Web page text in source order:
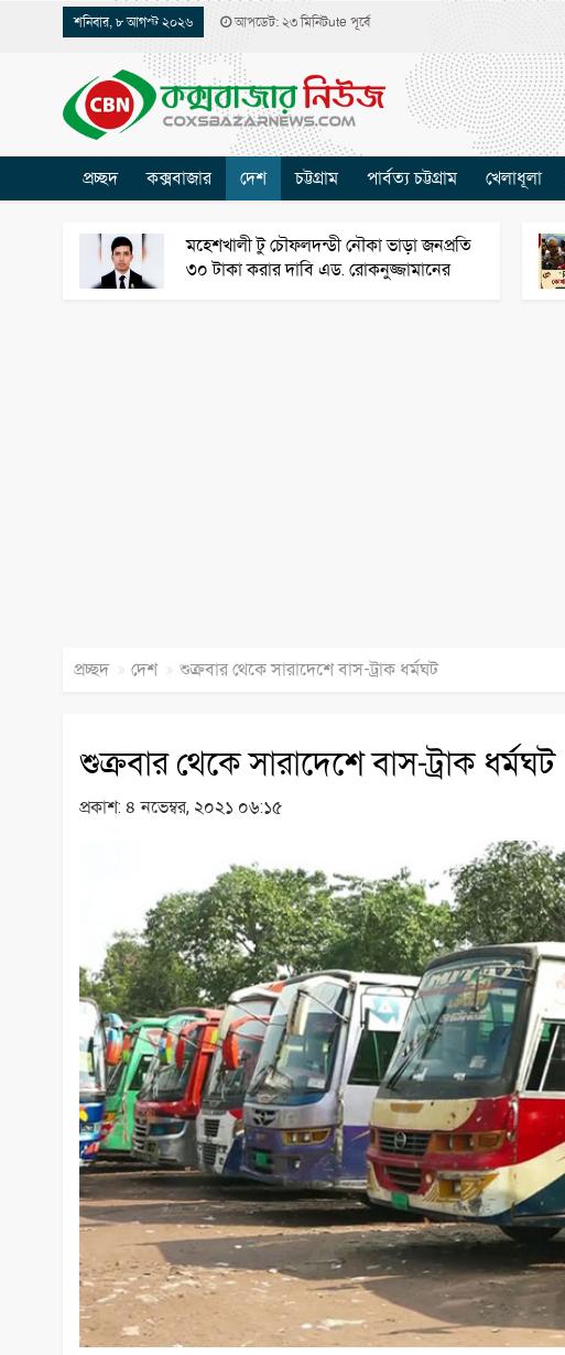
শনিবার, ৮ আগস্ট ২০২৬ আপডেট: ২৩ মিনিটute পূর্বে
প্রচ্ছদ কক্সবাজার দেশ চট্টগ্রাম পার্বত্য চট্টগ্রাম খেলাধূলা
মহেশখালী টু চৌফলদন্ডী নৌকা ভাড়া জনপ্রতি
৩০ টাকা করার দাবি এড. রোকনুজ্জামানের
প্রচ্ছদ » দেশ » শুক্রবার থেকে সারাদেশে বাস-ট্রাক ধর্মঘট
শুক্রবার থেকে সারাদেশে বাস-ট্রাক ধর্মঘট
প্রকাশ: ৪ নভেম্বর, ২০২১ ০৬:১৫